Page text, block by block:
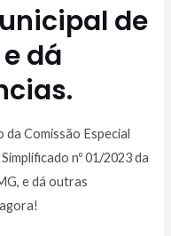
de
dá
Comissão Especial
nº 01/2023 da
e dá outras